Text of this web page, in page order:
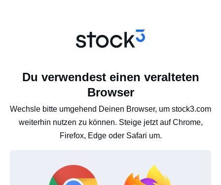
Du verwendest einen veralteten
Browser
Wechsle bitte umgehend Deinen Browser, um stock3.com
weiterhin nutzen zu können. Steige jetzt auf Chrome,
Firefox, Edge oder Safari um.